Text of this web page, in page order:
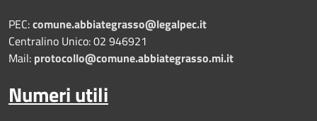
PEC:comune.abbiategrasso@legalpec.it
Centralino Unico: 02 946921
Mail: protocollo@comune.abbiategrasso.mi.it
Numeri utili